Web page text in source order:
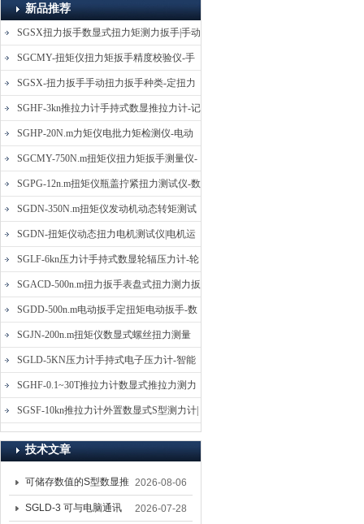
新品推荐
SGSX扭力扳手数显式扭力矩测力扳手|手动
定扭矩检测扳手
SGCMY-扭矩仪扭力矩扳手精度校验仪-手
动扳子扭矩校准仪
SGSX-扭力扳手手动扭力扳手种类-定扭力
矩检测扳手价格
SGHF-3kn推拉力计手持式数显推拉力计-记
忆数据拉压力测力计
SGHP-20N.m力矩仪电批力矩检测仪-电动
螺丝批扭力矩测试仪
SGCMY-750N.m扭矩仪扭力矩扳手测量仪-
校准扳手扭力精度测试仪
SGPG-12n.m扭矩仪瓶盖拧紧扭力测试仪-数
显式瓶盖扭力矩仪
SGDN-350N.m扭矩仪发动机动态转矩测试
仪-动态电机扭矩测量仪
SGDN-扭矩仪动态扭力电机测试仪|电机运
转摩擦力扭矩仪
SGLF-6kn压力计手持式数显轮辐压力计-轮
辐称重压力测力计
SGACD-500n.m扭力扳手表盘式扭力测力扳
手-表盘扭力矩检测扳手
SGDD-500n.m电动扳手定扭矩电动扳手-数
显式电动定扭力矩扳手
SGJN-200n.m扭矩仪数显式螺丝扭力测量
仪-螺栓扭力矩测试仪
SGLD-5KN压力计手持式电子压力计-智能
电子式压力测力计
SGHF-0.1~30T推拉力计数显式推拉力测力
计-数字拉压力双向测力仪
SGSF-10kn推拉力计外置数显式S型测力计|
手持连线式拉压力计
技术文章
可储存数值的S型数显推
拉力计 SGSF-100外置
2026-08-06
SGLD-3 可与电脑通讯 2026-07-28